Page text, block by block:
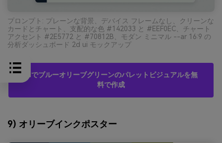
プロンプト: プレーンな背景、デバイス フレームなし、クリーンな
カードとチャート、支配的な色 #142033 と #EEF0EC、チャート
アクセント #2E5772 と #70812B、モダン ミニマル --ar 16:9 の
分析ダッシュボード 2d ui モックアップ
AIでブルーオリーブグリーンのパレットビジュアルを無
料で作成
9) オリーブインクポスター